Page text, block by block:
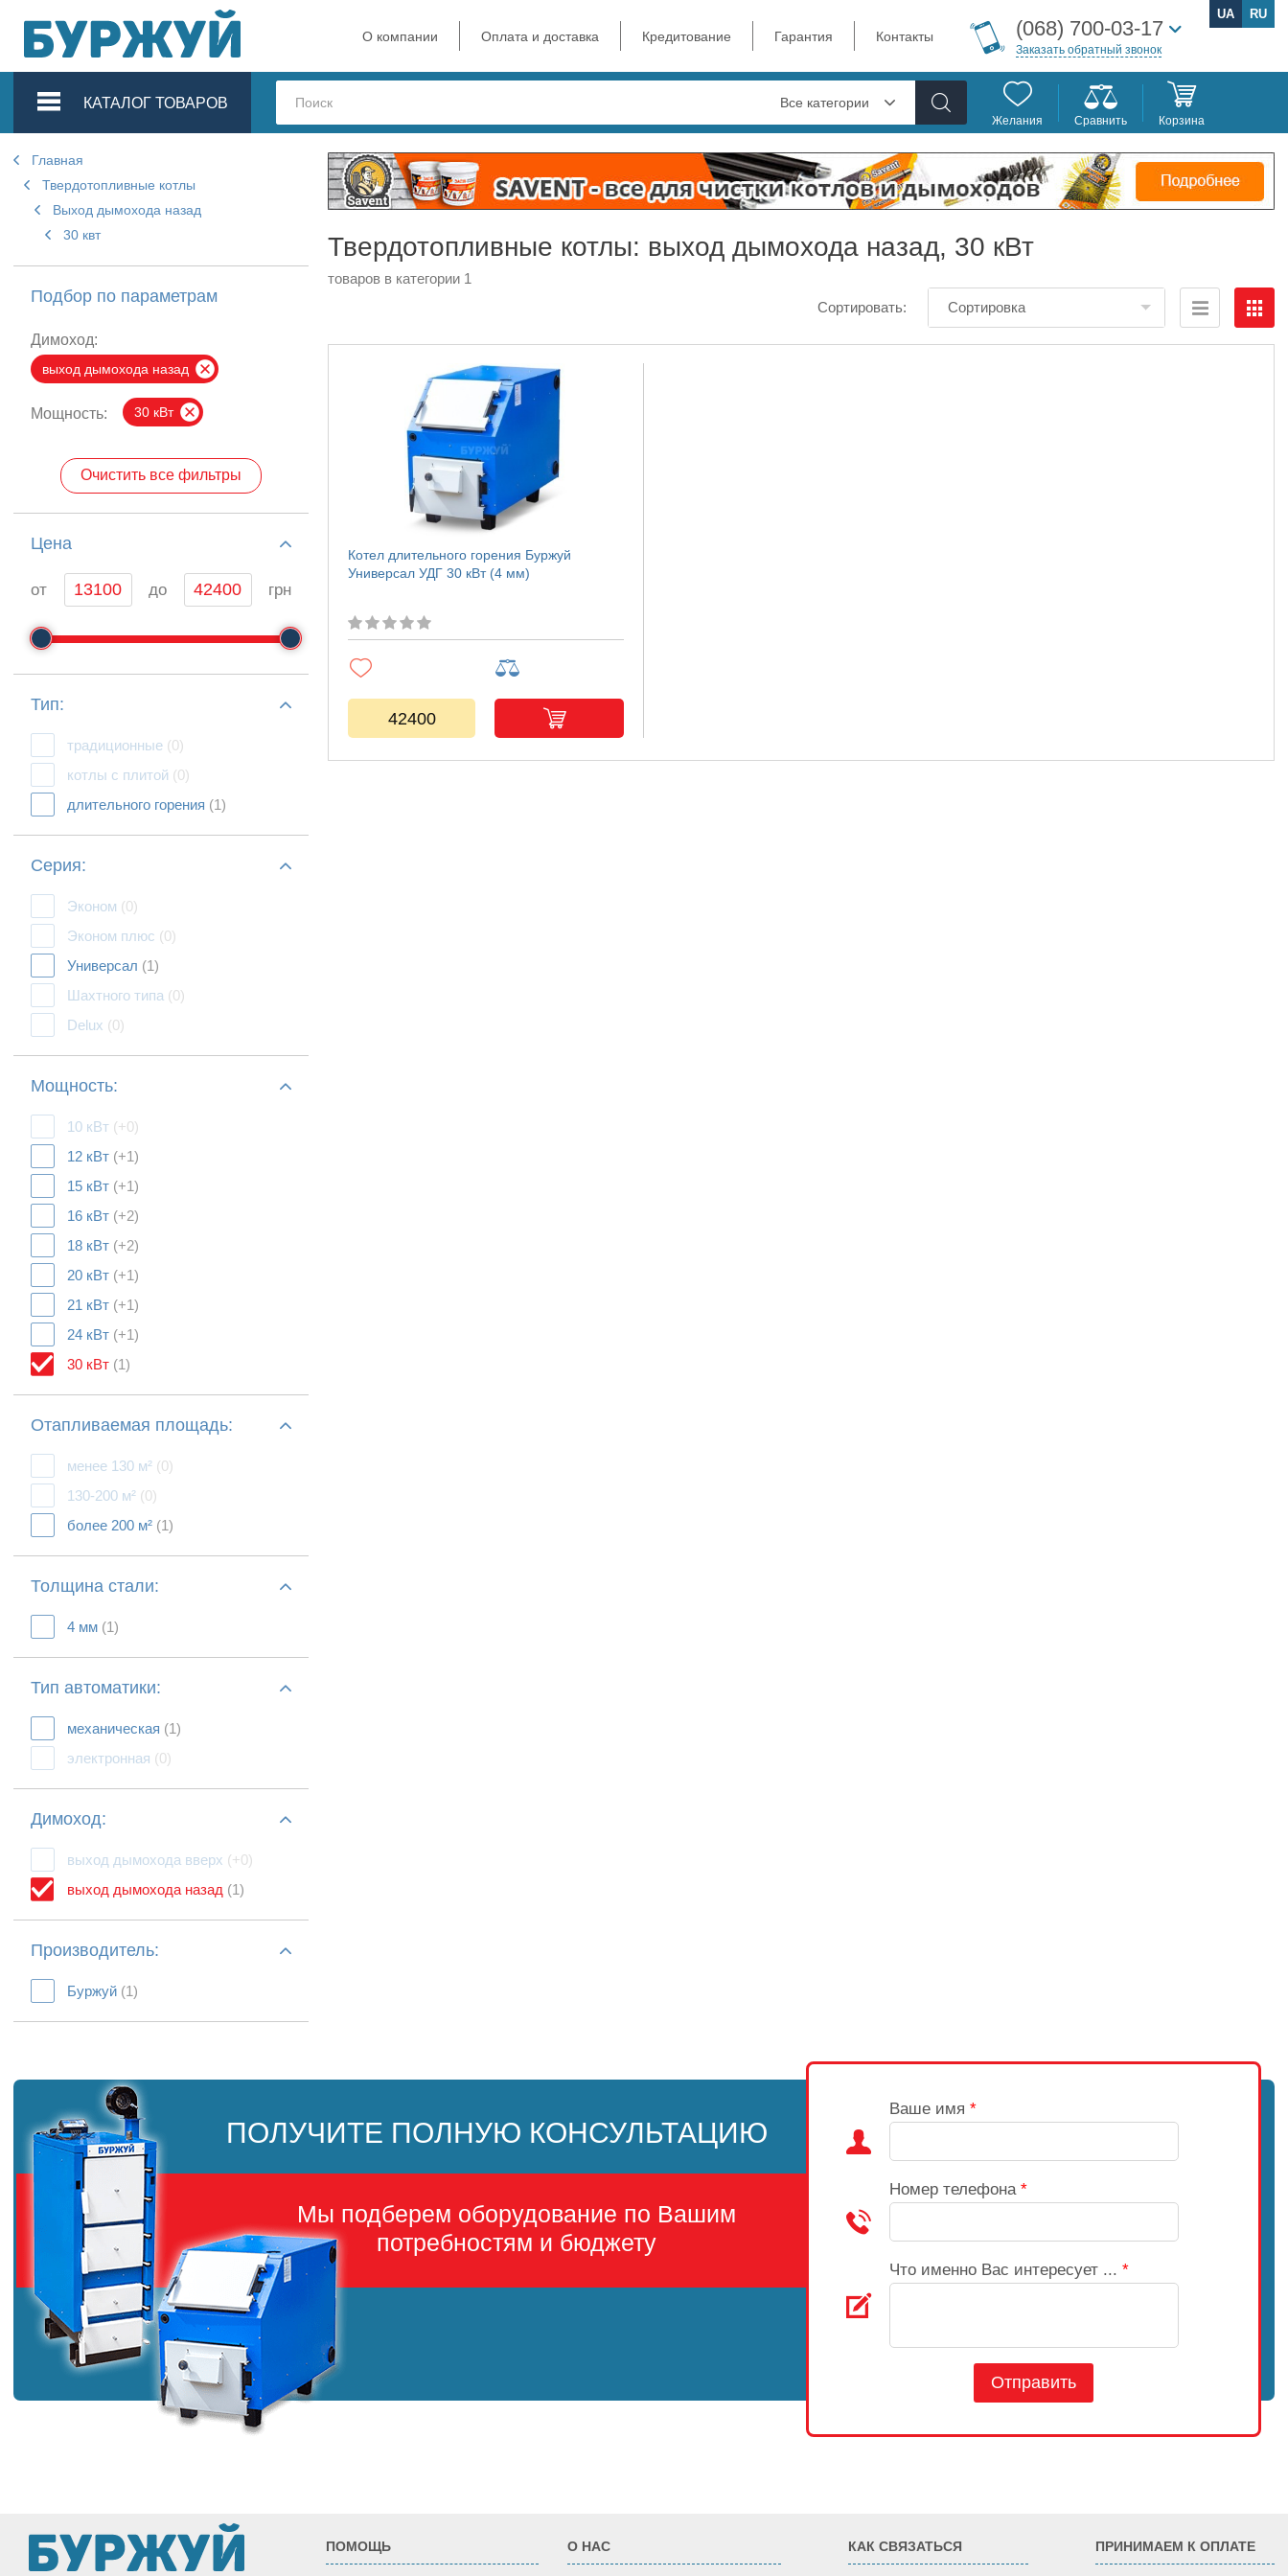
О компании Оплата и доставка Кредитование Гарантия Контакты (068) 700-03-17
Заказать обратный звонок
UA RU
КАТАЛОГ ТОВАРОВ Все категории
Желания Сравнить Корзина
Главная
Твердотопливные котлы
Выход дымохода назад
30 квт
Подбор по параметрам
Димоход:
выход дымохода назад
Мощность: 30 кВт
Очистить все фильтры
Цeна
от до грн
Тип:
традиционные (0)
котлы с плитой (0)
длительного горения (1)
Серия:
Эконом (0)
Эконом плюс (0)
Универсал (1)
Шахтного типа (0)
Delux (0)
Мощность:
10 кВт (+0)
12 кВт (+1)
15 кВт (+1)
16 кВт (+2)
18 кВт (+2)
20 кВт (+1)
21 кВт (+1)
24 кВт (+1)
30 кВт (1)
Отапливаемая площадь:
менее 130 м² (0)
130-200 м² (0)
более 200 м² (1)
Толщина стали:
4 мм (1)
Тип автоматики:
механическая (1)
электронная (0)
Димоход:
выход дымохода вверх (+0)
выход дымохода назад (1)
Производитель:
Буржуй (1)
Твердотопливные котлы: выход дымохода назад, 30 кВт
товаров в категории 1
Сортировать:
Сортировка
Котел длительного горения Буржуй
Универсал УДГ 30 кВт (4 мм)
42400
ПОЛУЧИТЕ ПОЛНУЮ КОНСУЛЬТАЦИЮ
Мы подберем оборудование по Вашим
потребностям и бюджету
Ваше имя *
Номер телефона *
Что именно Вас интересует ... *
Отправить
ПОМОЩЬ О НАС КАК СВЯЗАТЬСЯ ПРИНИМАЕМ К ОПЛАТЕ